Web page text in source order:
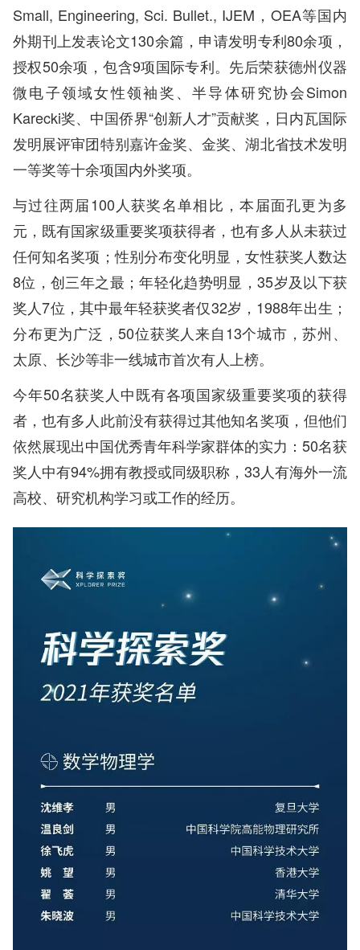
Small, Engineering, Sci. Bullet., IJEM，OEA等国内
外期刊上发表论文130余篇，申请发明专利80余项，
授权50余项，包含9项国际专利。先后荣获德州仪器
微电子领域女性领袖奖、半导体研究协会Simon
Karecki奖、中国侨界“创新人才”贡献奖，日内瓦国际
发明展评审团特别嘉许金奖、金奖、湖北省技术发明
一等奖等十余项国内外奖项。
与过往两届100人获奖名单相比，本届面孔更为多
元，既有国家级重要奖项获得者，也有多人从未获过
任何知名奖项；性别分布变化明显，女性获奖人数达
8位，创三年之最；年轻化趋势明显，35岁及以下获
奖人7位，其中最年轻获奖者仅32岁，1988年出生；
分布更为广泛，50位获奖人来自13个城市，苏州、
太原、长沙等非一线城市首次有人上榜。
今年50名获奖人中既有各项国家级重要奖项的获得
者，也有多人此前没有获得过其他知名奖项，但他们
依然展现出中国优秀青年科学家群体的实力：50名获
奖人中有94%拥有教授或同级职称，33人有海外一流
高校、研究机构学习或工作的经历。